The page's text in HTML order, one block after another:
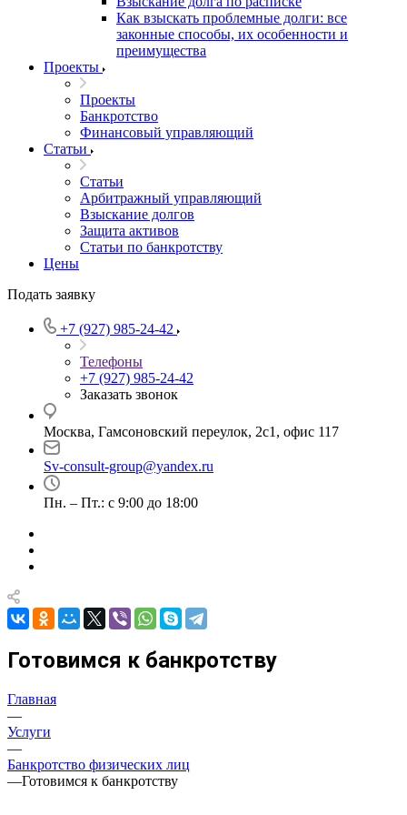
Как взыскать проблемные долги: все
законные способы, их особенности и
преимущества
Проекты
Проекты
Банкротство
Финансовый управляющий
Статьи
Статьи
Арбитражный управляющий
Взыскание долгов
Защита активов
Статьи по банкротству
Цены
Подать заявку
+7 (927) 985-24-42
Телефоны
+7 (927) 985-24-42
Заказать звонок
Москва, Гамсоновский переулок, 2с1, офис 117
Sv-consult-group@yandex.ru
Пн. – Пт.: с 9:00 до 18:00
Готовимся к банкротству
Главная
—
Услуги
—
Банкротство физических лиц
—Готовимся к банкротству